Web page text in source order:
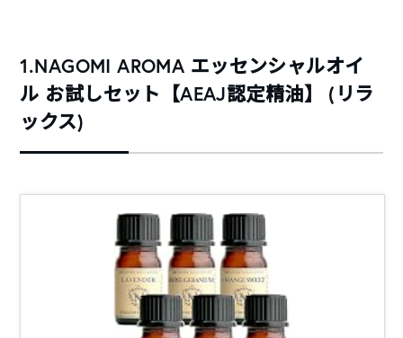
1.NAGOMI AROMA エッセンシャルオイ
ル お試しセット【AEAJ認定精油】 (リラ
ックス)